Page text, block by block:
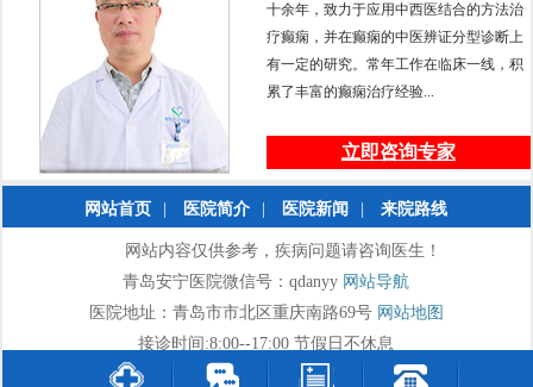
十余年，致力于应用中西医结合的方法治
疗癫痫，并在癫痫的中医辨证分型诊断上
有一定的研究。常年工作在临床一线，积
累了丰富的癫痫治疗经验...
立即咨询专家
网站首页 医院简介 医院新闻 来院路线
网站内容仅供参考，疾病问题请咨询医生！
青岛安宁医院微信号：qdanyy 网站导航
医院地址：青岛市市北区重庆南路69号 网站地图
接诊时间:8:00--17:00 节假日不休息